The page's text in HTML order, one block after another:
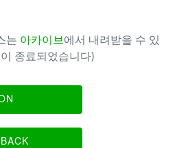
는 아카이브 에서 내려받을 수 있
종료되었습니다)